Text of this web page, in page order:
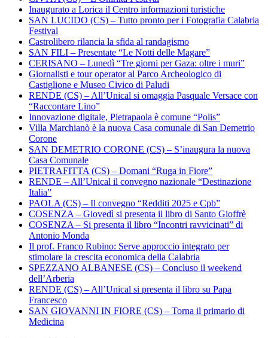
Inaugurato a Lorica il Centro informazioni turistiche
SAN LUCIDO (CS) – Tutto pronto per i Fotografia Calabria
Festival
Castrolibero rilancia la sfida al randagismo
SAN FILI – Presentate “Le Notti delle Magare”
CERISANO – Lunedì “Tre giorni per Gaza: oltre i muri”
Giornalisti e tour operator al Parco Archeologico di
Castiglione e Museo Civico di Paludi
RENDE (CS) – All’Unical si omaggia Pasquale Versace con
“Raccontare Lino”
Innovazione digitale, Pietrapaola è comune “Polis”
Villa Marchianò è la nuova Casa comunale di San Demetrio
Corone
SAN DEMETRIO CORONE (CS) – S’inaugura la nuova
Casa Comunale
PIETRAFITTA (CS) – Domani “Ruga in Fiore”
RENDE – All’Unical il convegno nazionale “Destinazione
Italia”
PAOLA (CS) – Il convegno “Redditi 2025 e Cpb”
COSENZA – Giovedì si presenta il libro di Santo Gioffrè
COSENZA – Si presenta il libro “Incontri ravvicinati” di
Antonio Monda
Il prof. Franco Rubino: Serve approccio integrato per
stimolare la crescita economica della Calabria
SPEZZANO ALBANESE (CS) – Concluso il weekend
dell’Arberia
RENDE (CS) – All’Unical si presenta il libro su Papa
Francesco
SAN GIOVANNI IN FIORE (CS) – Torna il primario di
Medicina